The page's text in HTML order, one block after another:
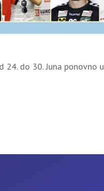
do 30. Juna ponovno u